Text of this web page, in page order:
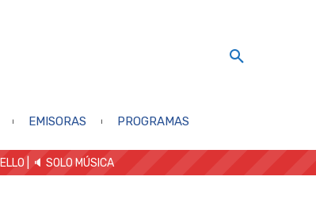
EMISORAS PROGRAMAS
🔈 SOLO MÚSICA